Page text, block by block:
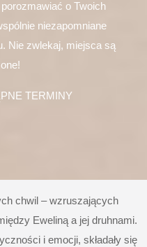
o Twoich
niezapomniane
Nie zwlekaj, miejsca są
TERMINY
chwil – wzruszających
Eweliną a jej druhnami.
i emocji, składały się